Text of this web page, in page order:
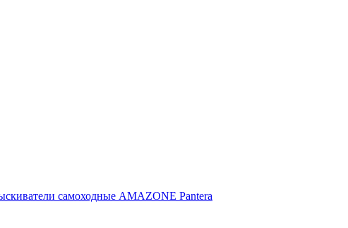
самоходные AMAZONE Pantera